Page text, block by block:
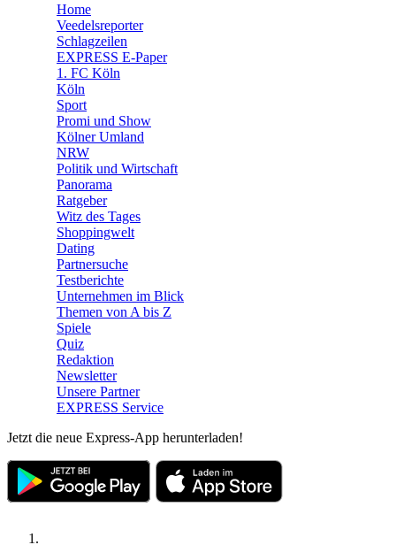
🛒 Shoppingwelt
Home
Veedelsreporter
Schlagzeilen
EXPRESS E-Paper
1. FC Köln
Köln
Sport
Promi und Show
Kölner Umland
NRW
Politik und Wirtschaft
Panorama
Ratgeber
Witz des Tages
Shoppingwelt
Dating
Partnersuche
Testberichte
Unternehmen im Blick
Themen von A bis Z
Spiele
Quiz
Redaktion
Newsletter
Unsere Partner
EXPRESS Service
Jetzt die neue Express-App herunterladen!